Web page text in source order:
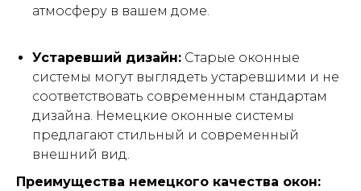
атмосферу в вашем доме.
Устаревший дизайн: Старые оконные
системы могут выглядеть устаревшими и не
соответствовать современным стандартам
дизайна. Немецкие оконные системы
предлагают стильный и современный
внешний вид.
Преимущества немецкого качества окон: